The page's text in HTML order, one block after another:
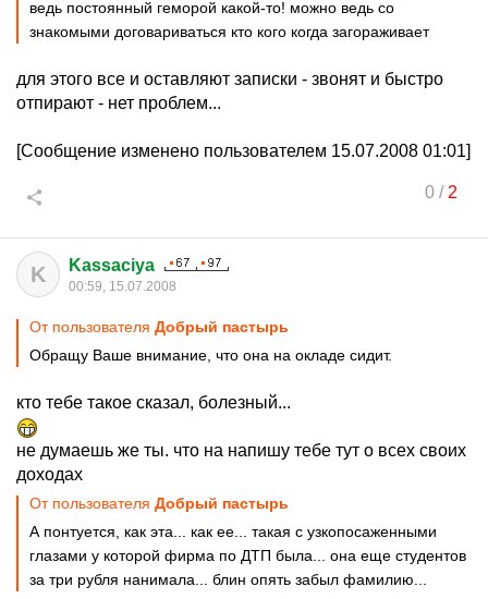
ведь постоянный геморой какой-то! можно ведь со
знакомыми договариваться кто кого когда загораживает
для этого все и оставляют записки - звонят и быстро
отпирают - нет проблем...
[Сообщение изменено пользователем 15.07.2008 01:01]
0/ 2
K Kassaciya
00:59, 15.07.2008
От пользователя Добрый пастырь
Обращу Ваше внимание, что она на окладе сидит.
кто тебе такое сказал, болезный...
не думаешь же ты. что на напишу тебе тут о всех своих
доходах
От пользователя Добрый пастырь
А понтуется, как эта... как ее... такая с узкопосаженными
глазами у которой фирма по ДТП была... она еще студентов
за три рубля нанимала... блин опять забыл фамилию...